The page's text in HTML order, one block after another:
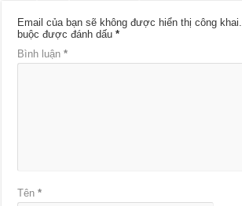
Email của bạn sẽ không được hiển thị công khai.
buộc được đánh dấu*
Bình luận*
Tên*